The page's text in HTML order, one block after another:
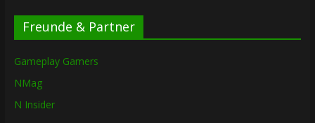
Freunde & Partner
Gameplay Gamers
NMag
N Insider